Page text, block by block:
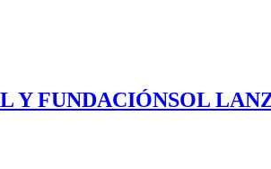
Y FUNDACIÓNSOL